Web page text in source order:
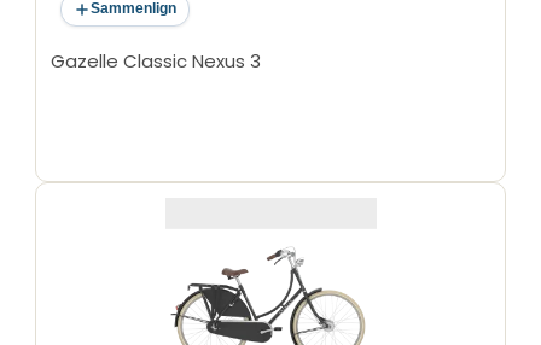
Sammenlign
Gazelle Classic Nexus 3